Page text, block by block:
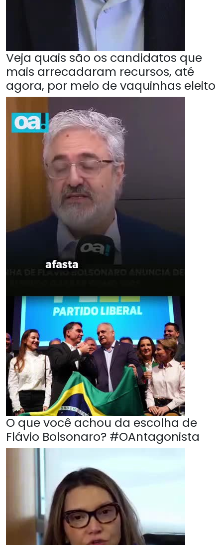
Veja quais são os candidatos que
mais arrecadaram recursos, até
agora, por meio de vaquinhas eleito
O que você achou da escolha de
Flávio Bolsonaro? #OAntagonista